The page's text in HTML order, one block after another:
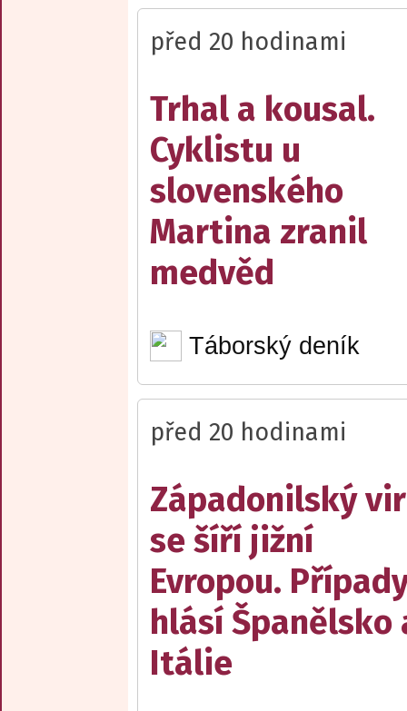
před 20 hodinami
Trhal a kousal.
Cyklistu u
slovenského
Martina zranil
medvěd
Táborský deník
před 20 hodinami
Západonilský vir
se šíří jižní
Evropou.
hlásí Španělsko
Itálie